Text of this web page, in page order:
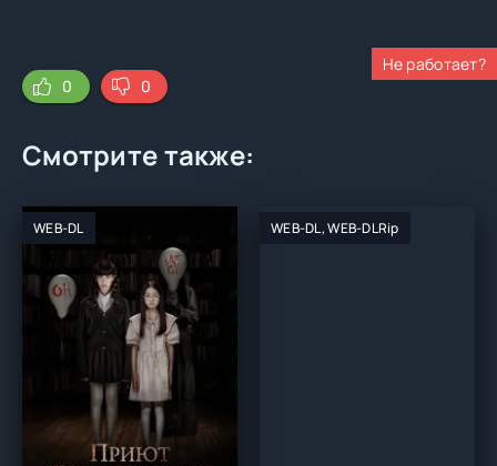
Не работает?
0
0
Смотрите также:
WEB-DL WEB-DL, WEB-DLRip